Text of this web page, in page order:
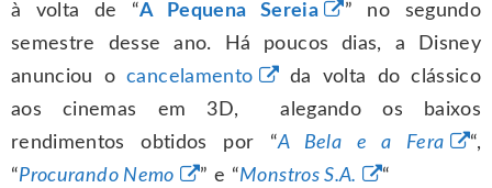
à volta de “A Pequena Sereia
” no segundo
semestre desse ano. Há poucos dias, a Disney
anunciou ocancelamento
da volta do clássico
aos cinemas em 3D, alegando os baixos
rendimentos obtidos por “A Bela e a Fera
“,
“Procurando Nemo ” e “Monstros S.A. “